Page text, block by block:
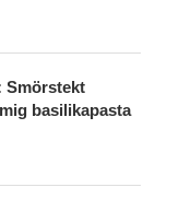
Smörstekt
basilikapasta